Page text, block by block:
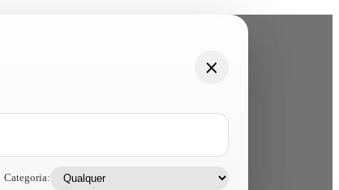
Categoria: